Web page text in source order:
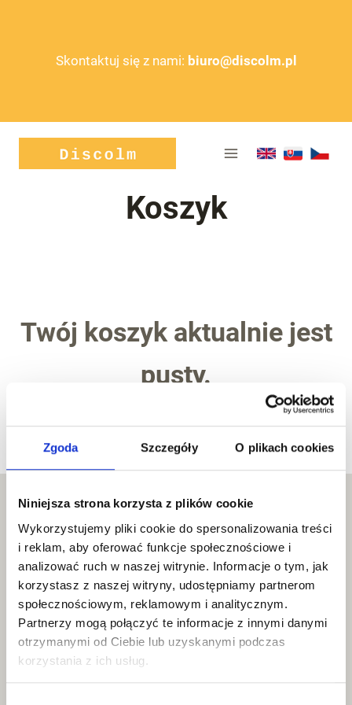
Zgoda Szczegóły O plikach cookies
Niniejsza strona korzysta z plików cookie
Wykorzystujemy pliki cookie do spersonalizowania treści
i reklam, aby oferować funkcje społecznościowe i
analizować ruch w naszej witrynie. Informacje o tym, jak
korzystasz z naszej witryny, udostępniamy partnerom
społecznościowym, reklamowym i analitycznym.
Partnerzy mogą połączyć te informacje z innymi danymi
otrzymanymi od Ciebie lub uzyskanymi podczas
korzystania z ich usług.
Skontaktuj się z nami: biuro@discolm.pl
Koszyk
Twój koszyk aktualnie jest
pusty.
Wróć do sklepu
DANE FIRMY
Discolm Sp. z o.o.
Bydgoska 6
30-056 Kraków
Polska
NIP: 6772456370
REGON: 38708666800000